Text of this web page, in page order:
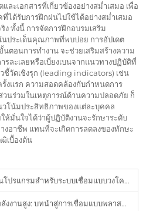
ละเอกสารที่เกี่ยวข้องอย่างสม่ำเสมอ เพื่อ
ได้รับการฝึกฝนไปใช้ได้อย่างสม่ำเสมอ
ทั้งนี้ การจัดการฝึกอบรมเสริม
ประเด็นคุณภาพที่พบบ่อย การอัปเดต
ตอนการทำงาน จะช่วยเสริมสร้างความ
ละเลยหรือเบี่ยงเบนจากแนวทางปฏิบัติที่
ชี้วัดเชิงรุก (leading indicators) เช่น
รั้งแรก ความสอดคล้องกับกำหนดการ
นร่วมในเหตุการณ์ด้านความปลอดภัย ก็
วโน้มประสิทธิภาพของแต่ละบุคคล
ห้มั่นใจได้ว่าผู้ปฏิบัติงานจะรักษาระดับ
งอาชีพ แทนที่จะเกิดการลดลงของทักษะ
เบื้องต้น
รแกรมสำหรับระบบเชื่อมแบบวงโคจรหัวปิด
านสูง: บทนำสู่การเชื่อมแบบพลาสม่าอาร์ก